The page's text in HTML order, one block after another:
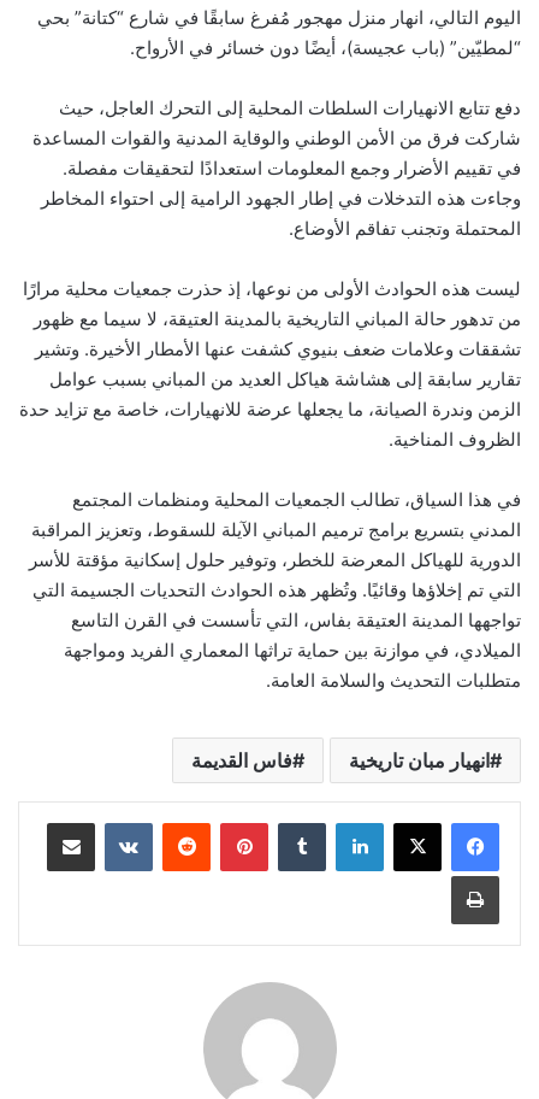
اليوم التالي، انهار منزل مهجور مُفرغ سابقًا في شارع “كتانة” بحي
“لمطيّين” (باب عجيسة)، أيضًا دون خسائر في الأرواح.
دفع تتابع الانهيارات السلطات المحلية إلى التحرك العاجل، حيث
شاركت فرق من الأمن الوطني والوقاية المدنية والقوات المساعدة
في تقييم الأضرار وجمع المعلومات استعدادًا لتحقيقات مفصلة.
وجاءت هذه التدخلات في إطار الجهود الرامية إلى احتواء المخاطر
المحتملة وتجنب تفاقم الأوضاع.
ليست هذه الحوادث الأولى من نوعها، إذ حذرت جمعيات محلية مرارًا
من تدهور حالة المباني التاريخية بالمدينة العتيقة، لا سيما مع ظهور
تشققات وعلامات ضعف بنيوي كشفت عنها الأمطار الأخيرة. وتشير
تقارير سابقة إلى هشاشة هياكل العديد من المباني بسبب عوامل
الزمن وندرة الصيانة، ما يجعلها عرضة للانهيارات، خاصة مع تزايد حدة
الظروف المناخية.
في هذا السياق، تطالب الجمعيات المحلية ومنظمات المجتمع
المدني بتسريع برامج ترميم المباني الآيلة للسقوط، وتعزيز المراقبة
الدورية للهياكل المعرضة للخطر، وتوفير حلول إسكانية مؤقتة للأسر
التي تم إخلاؤها وقائيًا. وتُظهر هذه الحوادث التحديات الجسيمة التي
تواجهها المدينة العتيقة بفاس، التي تأسست في القرن التاسع
الميلادي، في موازنة بين حماية تراثها المعماري الفريد ومواجهة
متطلبات التحديث والسلامة العامة.
انهيار مبان تاريخية فاس القديمة
لينكدإن بينتيريست مشاركة عبر البريد
طباعة